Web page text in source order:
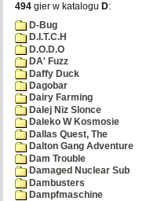
494 gier w katalogu D:
D-Bug
D.I.T.C.H
D.O.D.O
DA' Fuzz
Daffy Duck
Dagobar
Dairy Farming
Dalej Niz Slonce
Daleko W Kosmosie
Dallas Quest, The
Dalton Gang Adventure
Dam Trouble
Damaged Nuclear Sub
Dambusters
Dampfmaschine